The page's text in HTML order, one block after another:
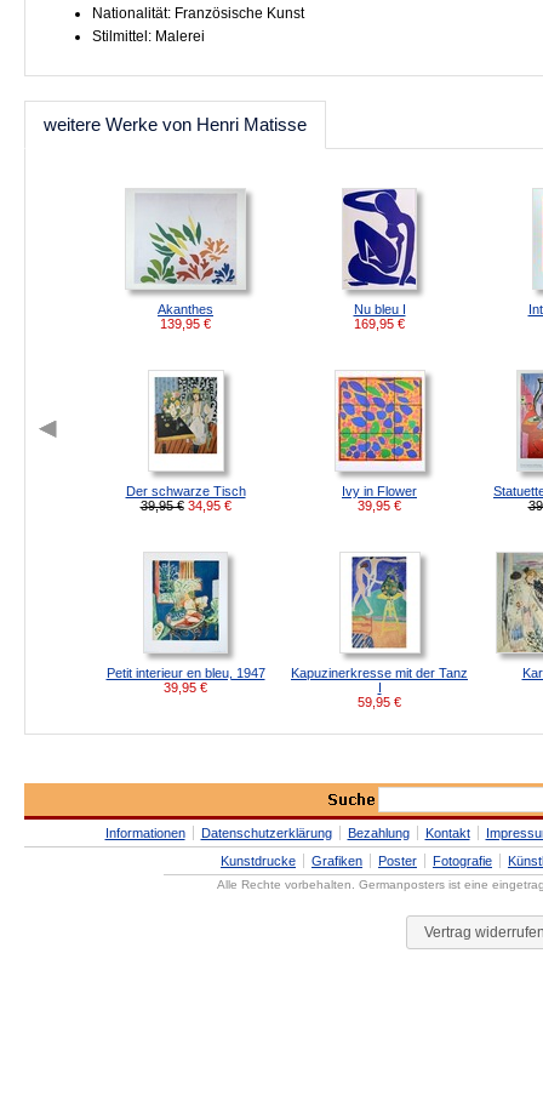
Nationalität: Französische Kunst
Stilmittel: Malerei
weitere Werke von Henri Matisse
Akanthes
139,95 €
Nu bleu I
169,95 €
Der schwarze Tisch
39,95 € 34,95 €
Ivy in Flower
39,95 €
Petit interieur en bleu, 1947
39,95 €
Kapuzinerkresse mit der Tanz
I
59,95 €
Informationen Datenschutzerklärung Bezahlung Kontakt
Kunstdrucke
Grafiken Poster Fotografie
Alle Rechte vorbehalten. Germanposters ist eine
Vertrag